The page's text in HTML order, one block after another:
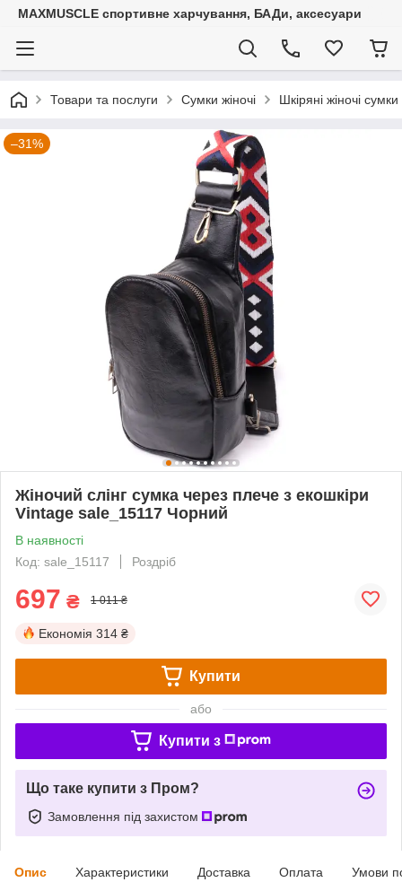
MAXMUSCLE спортивне харчування, БАДи, аксесуари
Товари та послуги Сумки жіночі Шкіряні жіночі сумки
–31%
Жіночий слінг сумка через плече з екошкіри
Vintage sale_15117 Чорний
В наявності
Код: sale_15117
Роздріб
697 ₴ 1 011 ₴
Економія 314 ₴
Купити
або
Купити з
Що таке купити з Пром?
Замовлення під захистом
Опис Характеристики Доставка Оплата Умови